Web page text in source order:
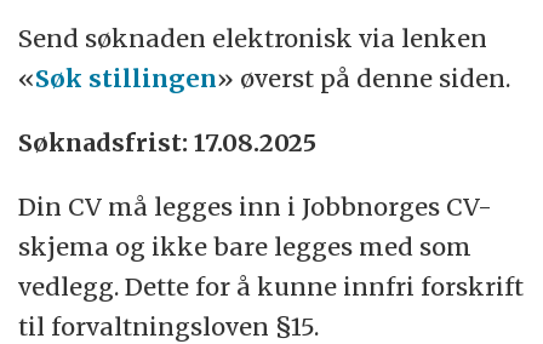
Send søknaden elektronisk via lenken
«Søk stillingen» øverst på denne siden.
Søknadsfrist: 17.08.2025
Din CV må legges inn i Jobbnorges CV-
skjema og ikke bare legges med som
vedlegg. Dette for å kunne innfri forskrift
til forvaltningsloven §15.